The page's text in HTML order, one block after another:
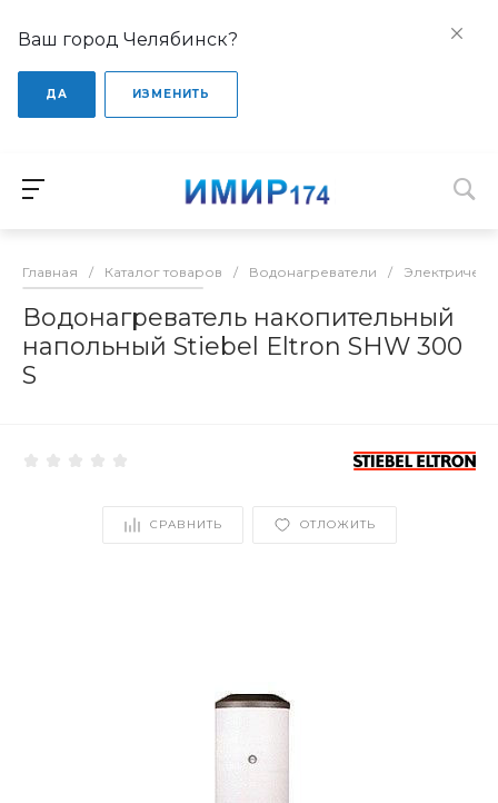
Ваш город Челябинск?
ДА ИЗМЕНИТЬ
Главная / Каталог товаров / Водонагреватели /
Водонагреватель накопительный
напольный Stiebel Eltron SHW 300
S
СРАВНИТЬ ОТЛОЖИТЬ